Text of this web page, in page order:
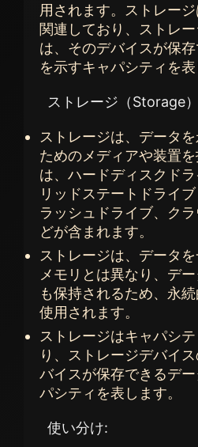
用されます。ストレー
関連しており、ストレ
は、そのデバイスが保
を示すキャパシティを表
ストレージ（Storage
ストレージは、データ
ためのメディアや装置
は、ハードディスクド
リッドステートドライ
ラッシュドライブ、ク
どが含まれます。
ストレージは、データ
メモリとは異なり、デ
も保持されるため、永
使用されます。
ストレージはキャパシ
り、ストレージデバイ
バイスが保存できるデ
パシティを表します。
使い分け: